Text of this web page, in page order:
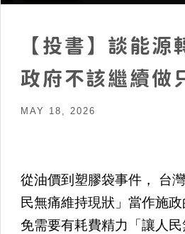
【投書】談能源
政府不該繼續做
電的保母
MAY 18, 2026
從油價到塑膠袋事件， 台
民無痛維持現狀」當作施
免需要有耗費精力「讓人